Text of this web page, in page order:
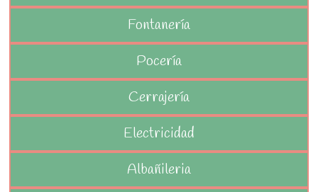
Fontanería
Pocería
Cerrajería
Electricidad
Albañileria